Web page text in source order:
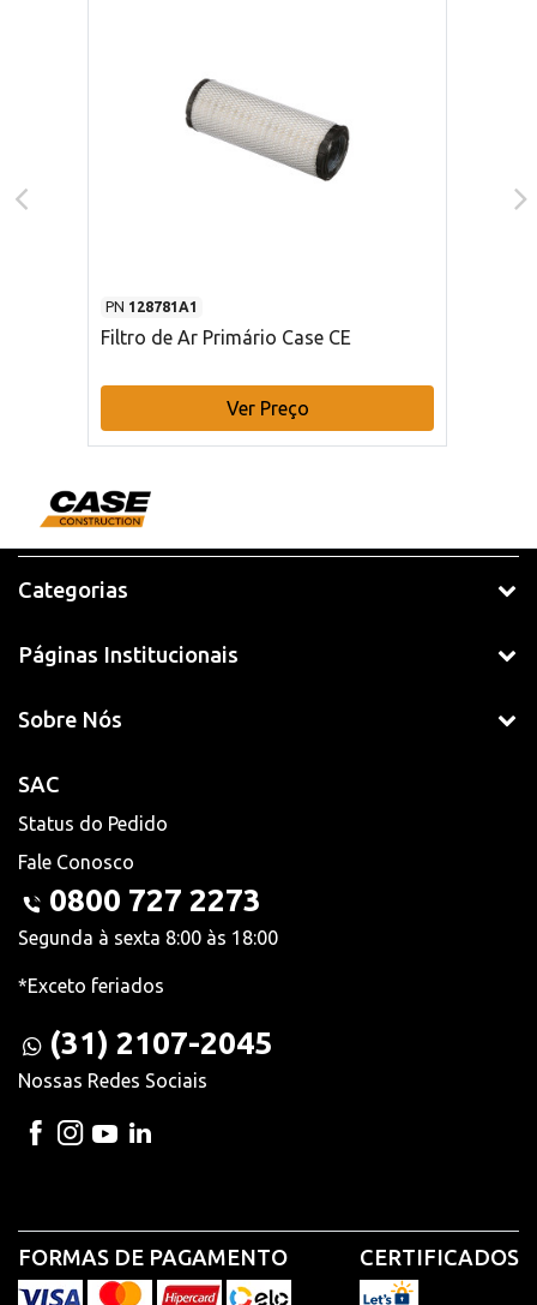
PN 128781A1
Filtro de Ar Primário Case CE
Ver Preço
Categorias
Páginas Institucionais
Sobre Nós
SAC
Status do Pedido
Fale Conosco
0800 727 2273
Segunda à sexta 8:00 às 18:00
*Exceto feriados
(31) 2107-2045
Nossas Redes Sociais
FORMAS DE PAGAMENTO CERTIFICADOS